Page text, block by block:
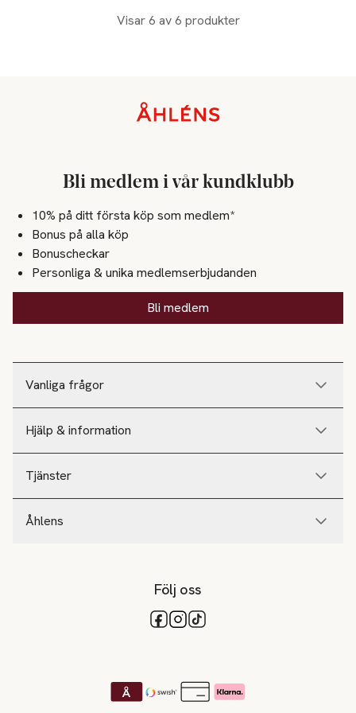
Visar 6 av 6 produkter
Vanliga frågor
Hjälp & information
Tjänster
Åhlens
Bli medlem i vår kundklubb
10% på ditt första köp som medlem*
Bonus på alla köp
Bonuscheckar
Personliga & unika medlemserbjudanden
Bli medlem
Följ oss